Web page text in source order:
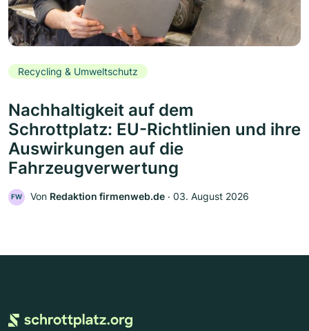
Recycling & Umweltschutz
Nachhaltigkeit auf dem
Schrottplatz: EU-Richtlinien und ihre
Auswirkungen auf die
Fahrzeugverwertung
FW Von Redaktion firmenweb.de ‧ 03. August 2026